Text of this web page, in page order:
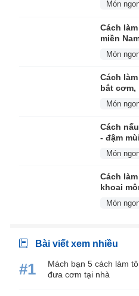
Món
Cách
miền
Món
Cách
bắt cơm,
Món
Cách
- đậm
Món
Cách
khoai
Món
Bài viết xem nhiều
#1
Mách bạn 5 cách làm
đưa cơm tại nhà